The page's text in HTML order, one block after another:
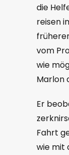
die
reisen
vom
wie
Marlon
Er
Fahrt
wie mit